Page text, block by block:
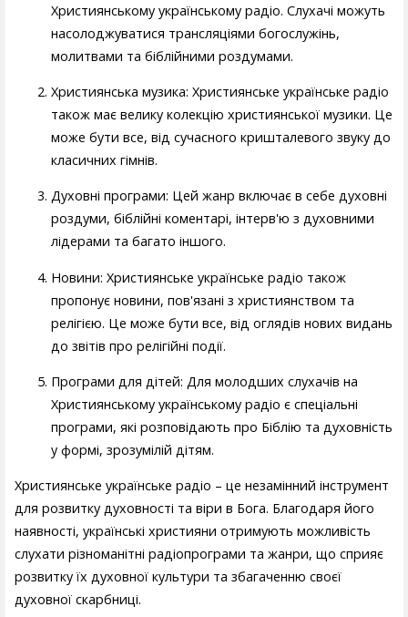
Християнському українському радіо. Слухачі можуть
насолоджуватися трансляціями богослужінь,
молитвами та біблійними роздумами.
Християнська музика: Християнське українське радіо
також має велику колекцію християнської музики. Це
може бути все, від сучасного кришталевого звуку до
класичних гімнів.
Духовні програми: Цей жанр включає в себе духовні
роздуми, біблійні коментарі, інтерв'ю з духовними
лідерами та багато іншого.
Новини: Християнське українське радіо також
пропонує новини, пов'язані з християнством та
релігією. Це може бути все, від оглядів нових видань
до звітів про релігійні події.
Програми для дітей: Для молодших слухачів на
Християнському українському радіо є спеціальні
програми, які розповідають про Біблію та духовність
у формі, зрозумілій дітям.
Християнське українське радіо – це незамінний інструмент
для розвитку духовності та віри в Бога. Благодаря його
наявності, українські християни отримують можливість
слухати різноманітні радіопрограми та жанри, що сприяє
розвитку їх духовної культури та збагаченню своєї
духовної скарбниці.